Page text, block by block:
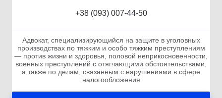
+38 (093) 007-44-50
Адвокат, специализирующийся на защите в уголовных
производствах по тяжким и особо тяжким преступлениям
— против жизни и здоровья, половой неприкосновенности,
военных преступлений с отягчающими обстоятельствами,
а также по делам, связанным с нарушениями в сфере
налогообложения